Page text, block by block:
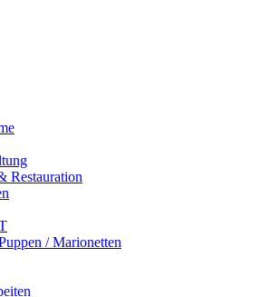
Restauration
/ Marionetten